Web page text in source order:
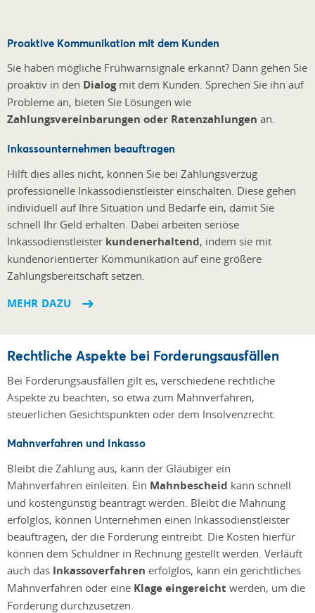
Proaktive Kommunikation mit dem Kunden
Sie haben mögliche Frühwarnsignale erkannt? Dann gehen Sie
proaktiv in den Dialog mit dem Kunden. Sprechen Sie ihn auf
Probleme an, bieten Sie Lösungen wie
Zahlungsvereinbarungen oder Ratenzahlungen an.
Inkassounternehmen beauftragen
Hilft dies alles nicht, können Sie bei Zahlungsverzug
professionelle Inkassodienstleister einschalten. Diese gehen
individuell auf Ihre Situation und Bedarfe ein, damit Sie
schnell Ihr Geld erhalten. Dabei arbeiten seriöse
Inkassodienstleister kundenerhaltend, indem sie mit
kundenorientierter Kommunikation auf eine größere
Zahlungsbereitschaft setzen.
MEHR DAZU
Rechtliche Aspekte bei Forderungsausfällen
Bei Forderungsausfällen gilt es, verschiedene rechtliche
Aspekte zu beachten, so etwa zum Mahnverfahren,
steuerlichen Gesichtspunkten oder dem Insolvenzrecht.
Mahnverfahren und Inkasso
Bleibt die Zahlung aus, kann der Gläubiger ein
Mahnverfahren einleiten. Ein Mahnbescheid kann schnell
und kostengünstig beantragt werden. Bleibt die Mahnung
erfolglos, können Unternehmen einen Inkassodienstleister
beauftragen, der die Forderung eintreibt. Die Kosten hierfür
können dem Schuldner in Rechnung gestellt werden. Verläuft
auch das Inkassoverfahren erfolglos, kann ein gerichtliches
Mahnverfahren oder eine Klage eingereicht werden, um die
Forderung durchzusetzen.